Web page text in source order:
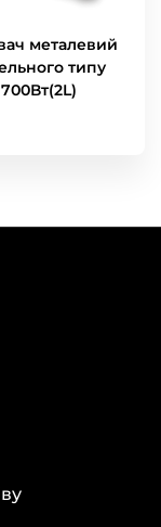
металевий
типу